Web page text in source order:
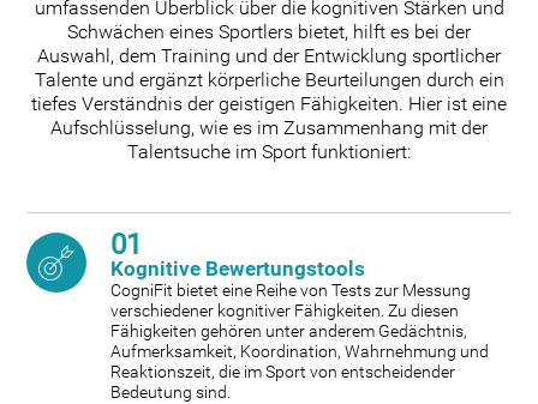
umfassenden Überblick über die kognitiven Stärken und
Schwächen eines Sportlers bietet, hilft es bei der
Auswahl, dem Training und der Entwicklung sportlicher
Talente und ergänzt körperliche Beurteilungen durch ein
tiefes Verständnis der geistigen Fähigkeiten. Hier ist eine
Aufschlüsselung, wie es im Zusammenhang mit der
Talentsuche im Sport funktioniert:
01
Kognitive Bewertungstools
CogniFit bietet eine Reihe von Tests zur Messung
verschiedener kognitiver Fähigkeiten. Zu diesen
Fähigkeiten gehören unter anderem Gedächtnis,
Aufmerksamkeit, Koordination, Wahrnehmung und
Reaktionszeit, die im Sport von entscheidender
Bedeutung sind.